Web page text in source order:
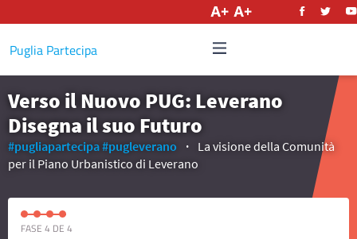
Puglia Partecipa
Verso il Nuovo PUG: Leverano
Disegna il suo Futuro
#pugliapartecipa#pugleverano
La visione della Comunità
per il Piano Urbanistico di Leverano
FASE 4 DE 4